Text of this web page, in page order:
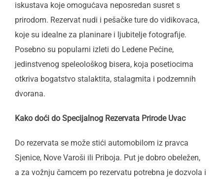
iskustava koje omogućava neposredan susret s
prirodom. Rezervat nudi i pešačke ture do vidikovaca,
koje su idealne za planinare i ljubitelje fotografije.
Posebno su popularni izleti do Ledene Pećine,
jedinstvenog speleološkog bisera, koja posetiocima
otkriva bogatstvo stalaktita, stalagmita i podzemnih
dvorana.
Kako doći do Specijalnog Rezervata Prirode Uvac
Do rezervata se može stići automobilom iz pravca
Sjenice, Nove Varoši ili Priboja. Put je dobro obeležen,
a za vožnju čamcem po rezervatu potrebna je dozvola i